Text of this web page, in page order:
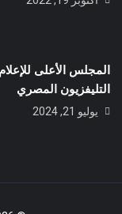
المجلس الأعلى
التليفزيون المصري
يوليو 21, 2024